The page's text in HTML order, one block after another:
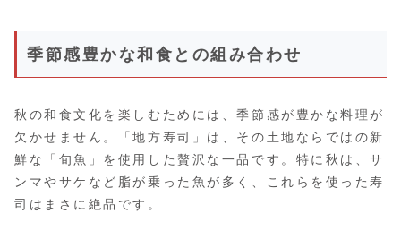
季節感豊かな和食との組み合わせ
秋の和食文化を楽しむためには、季節感が豊かな料理が
欠かせません。「地方寿司」は、その土地ならではの新
鮮な「旬魚」を使用した贅沢な一品です。特に秋は、サ
ンマやサケなど脂が乗った魚が多く、これらを使った寿
司はまさに絶品です。